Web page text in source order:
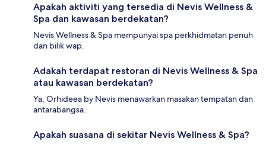
Apakah aktiviti yang tersedia di Nevis Wellness &
Spa dan kawasan berdekatan?
Nevis Wellness & Spa mempunyai spa perkhidmatan penuh
dan bilik wap.
Adakah terdapat restoran di Nevis Wellness & Spa
atau kawasan berdekatan?
Ya, Orhideea by Nevis menawarkan masakan tempatan dan
antarabangsa.
Apakah suasana di sekitar Nevis Wellness & Spa?